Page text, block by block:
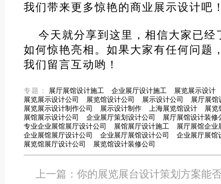
我们带来更多惊艳的商业展示设计吧
今天就分享到这里，相信大家已经
如何惊艳亮相。如果大家有任何问题
我们留言互动哟！
专题： 展厅展馆设计施工 企业展厅设计施工
展览展示设计
展览展示设计公司
展览馆设计公司 展示设计公司
展厅展馆
展览展示设计制作公司
展示设计制作 上海展览馆设计
展览
展馆展示设计公司
企业展厅策划设计公司
展厅展馆设计装修
专业企业展馆展厅设计公司
展馆展厅设计施工
展厅展馆企业
企业展馆展厅设计公司
企业展厅展馆设计公司
企业展厅展馆
展览馆展厅设计公司
展览馆设计装修公司
上一篇：你的展览展台设计策划方案能